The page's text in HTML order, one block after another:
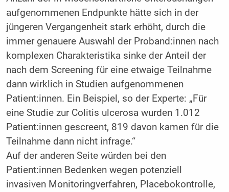
aufgenommenen Endpunkte hätte sich in der
jüngeren Vergangenheit stark erhöht, durch die
immer genauere Auswahl der Proband:innen nach
komplexen Charakteristika sinke der Anteil der
nach dem Screening für eine etwaige Teilnahme
dann wirklich in Studien aufgenommenen
Patient:innen. Ein Beispiel, so der Experte: „Für
eine Studie zur Colitis ulcerosa wurden 1.012
Patient:innen gescreent, 819 davon kamen für die
Teilnahme dann nicht infrage.“
Auf der anderen Seite würden bei den
Patient:innen Bedenken wegen potenziell
invasiven Monitoringverfahren, Placebokontrolle,